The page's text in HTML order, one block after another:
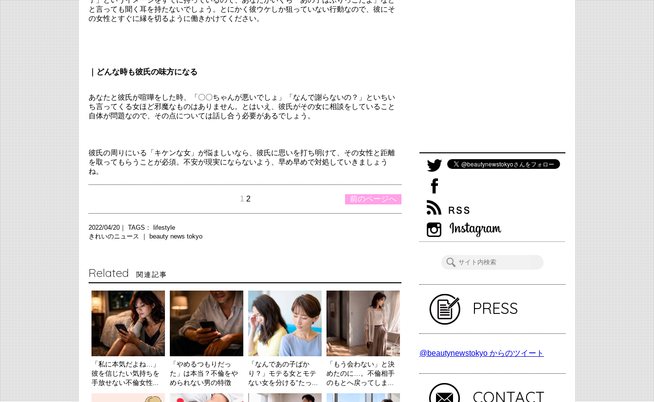
と言っても聞く耳を持たないでしょう。とにかく彼ウケしか狙っていない行動なので、彼にそ
の女性とすぐに縁を切るように働きかけてください。
｜どんな時も彼氏の味方になる
あなたと彼氏が喧嘩をした時、「〇〇ちゃんが悪いでしょ」「なんで謝らないの？」といちい
ち言ってくる女ほど邪魔なものはありません。とはいえ、彼氏がその女に相談をしていること
自体が問題なので、その点については話し合う必要があるでしょう。
彼氏の周りにいる「キケンな女」が悩ましいなら、彼氏に思いを打ち明けて、その女性と距離
を取ってもらうことが必須。不安が現実にならないよう、早め早めで対処していきましょう
ね。
前のページへ
1 2
2022/04/20｜ TAGS：
lifestyle
きれいのニュース ｜
beauty news tokyo
Related 関連記事
「私に本気だよね…」
彼を信じたい気持ちを
手放せない不倫女性...
「やめるつもりだっ
た」は本当？不倫をや
められない男の特徴
「なんであの子ばか
り？」モテる女とモテ
ない女を分ける“たっ...
「もう会わない」と決
めたのに…。不倫相手
のもとへ戻ってしま...
PRESS
@beautynewstokyo からのツイート
CONTACT